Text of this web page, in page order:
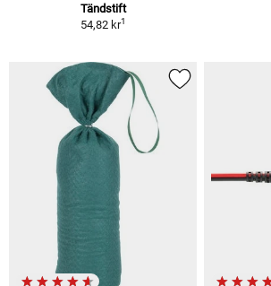
Tändstift
54,82 kr1